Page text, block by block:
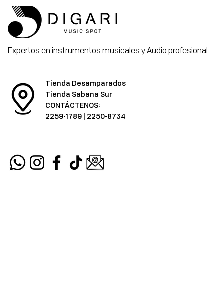
Expertos en instrumentos musicales y Audio profesional
Tienda Desamparados
Tienda Sabana Sur
CONTÁCTENOS:
2259-1789 | 2250-8734